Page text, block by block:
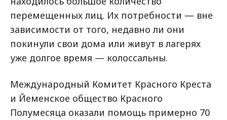
перемещенных лиц. Их потребности — вне
зависимости от того, недавно ли они
покинули свои дома или живут в лагерях
уже долгое время — колоссальны.
Международный Комитет Красного Креста
и Йеменское общество Красного
Полумесяца оказали помощь примерно 70